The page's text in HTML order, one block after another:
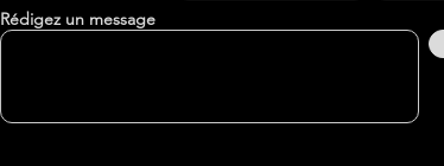
Rédigez un message